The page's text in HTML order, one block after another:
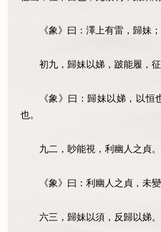
《象》曰：澤上有雷，歸妹
初九，歸妹以娣，跛能履，征
《象》曰：歸妹以娣，以恒
也。
九二，眇能視，利幽人之貞。
《象》曰：利幽人之貞，未變
六三，歸妹以須，反歸以娣。